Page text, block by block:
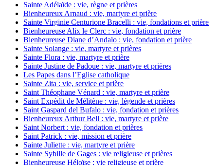
Sainte Adélaïde : vie, règne et prières
Bienheureux Arnaud : vie, martyre et prière
Sainte Virginie Centurione Bracelli : vie, fondations et prière
Bienheureuse Alix le Clerc : vie, fondation et prière
Bienheureuse Diane d’Andalo : vie, fondation et prière
Sainte Solange : vie, martyre et prières
Sainte Flora : vie, martyre et prière
Sainte Justine de Padoue : vie, martyre et prières
Les Papes dans l’Eglise catholique
Sainte Zita : vie, service et prière
Saint Théophane Vénard : vie, martyre et prière
Saint Expédit de Mélitène : vie, légende et prières
Saint Gaspard del Bufalo : vie, fondation et prières
Bienheureux Arthur Bell : vie, martyre et prière
Saint Norbert : vie, fondation et prières
Saint Patrick : vie, mission et prière
Sainte Juliette : vie, martyre et prière
Sainte Sybille de Gages : vie religieuse et prières
Bienheureuse Héloïse : vie religieuse et prière